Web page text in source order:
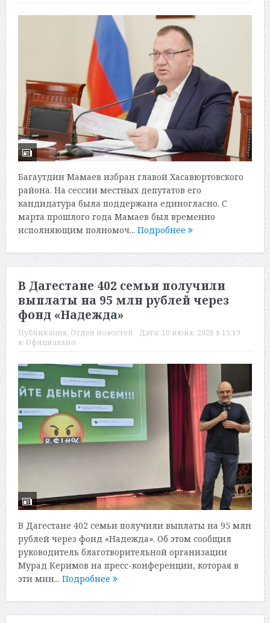
Багаутдин Мамаев избран главой Хасавюртовского
района. На сессии местных депутатов его
кандидатура была поддержана единогласно. С
марта прошлого года Мамаев был временно
исполняющим полномоч... Подробнее
В Дагестане 402 семьи получили
выплаты на 95 млн рублей через
фонд «Надежда»
Публикация: Отдел новостей Дата: 10 июня, 2026 в 15:19
в: Официально
В Дагестане 402 семьи получили выплаты на 95 млн
рублей через фонд «Надежда». Об этом сообщил
руководитель благотворительной организации
Мурад Керимов на пресс-конференции, которая в
эти мин... Подробнее